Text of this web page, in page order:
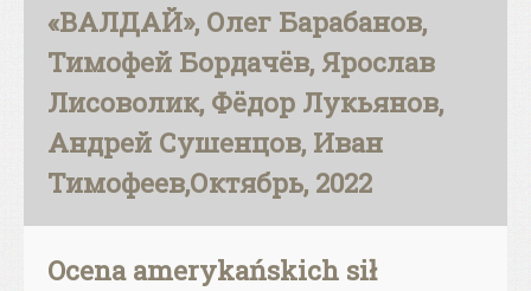
«ВАЛДАЙ», Олег Барабанов,
Тимофей Бордачёв, Ярослав
Лисоволик, Фёдор Лукьянов,
Андрей Сушенцов, Иван
Тимофеев,Октябрь, 2022
Ocena amerykańskich sił